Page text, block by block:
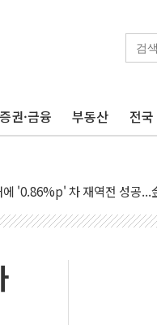
증권·금융 부동산 전국
긴급 투입…고수온 양식장 복
항 '산사태 주의보'...경북도
송영길·정청래·김민석 당대
천 경선서 정청래에 승리
경선 결과 발표...김민석
결과 발표...김민석 45.09%